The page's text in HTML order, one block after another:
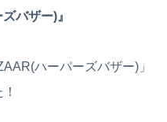
バザー)』
ハーパーズバザー)」